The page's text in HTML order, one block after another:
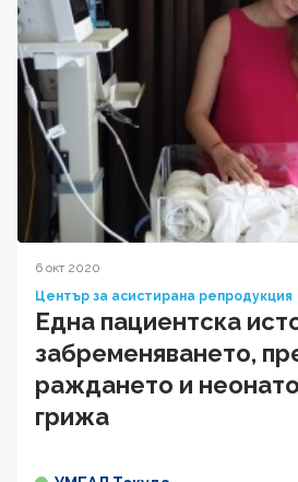
6 окт 2020
Център за асистирана репродукция
Една пациентска
забременяването,
раждането и
грижа